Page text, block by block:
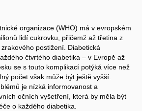
organizace (WHO) má v evropském
lidí cukrovku, přičemž až třetina z
postižení. Diabetická
čtvrtého diabetika – v Evropě až
se s touto komplikací potýká více než
počet však může být ještě vyšší.
je nízká informovanost a
očních vyšetření, která by měla být
o každého diabetika.